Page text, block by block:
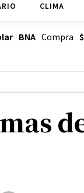
CLIMA
BNACompra